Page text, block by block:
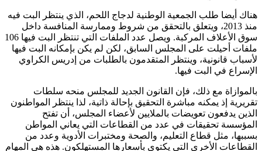
هناك أيضا طلب الجمعية الوطنية لدجاج اللحم، الذي ينتظر البت فيه
منذ 2013، ويتعلق بالتحقق من شروط وممارسة المنافسة داخل
سوق الأعلاف المركبة. ويصل عدد الملفات التي تنتظر البت فيها 106
ملفات أحيلت على المجلس السابق، لكن لم يكن بإمكانه البت فيها
لأسباب قانونية، وينتظر المتقدمون بالطلبات من إدريس الكراوي
الإسراع في البت فيها.
بالموازاة مع ذلك، فإن القانون الجديد للمجلس منحه سلطات
تقريرية إذ يمكنه مباشرة التحقيق بإحالة ذاتية، لذا ينتظر المواطنون
الذين يدفعون تعويضات بالملايين لأعضاء المجلس، أن تفتح
المؤسسة تحقيقات في عدد من القطاعات التي يعاني المواطن
بسببها، مثل قطاع التعليم، والصحة ومختبرات الأدوية وعدد من
القطاعات الأخرى التي يكتوي بأسعارها المستهلكون. هذه هي المهام